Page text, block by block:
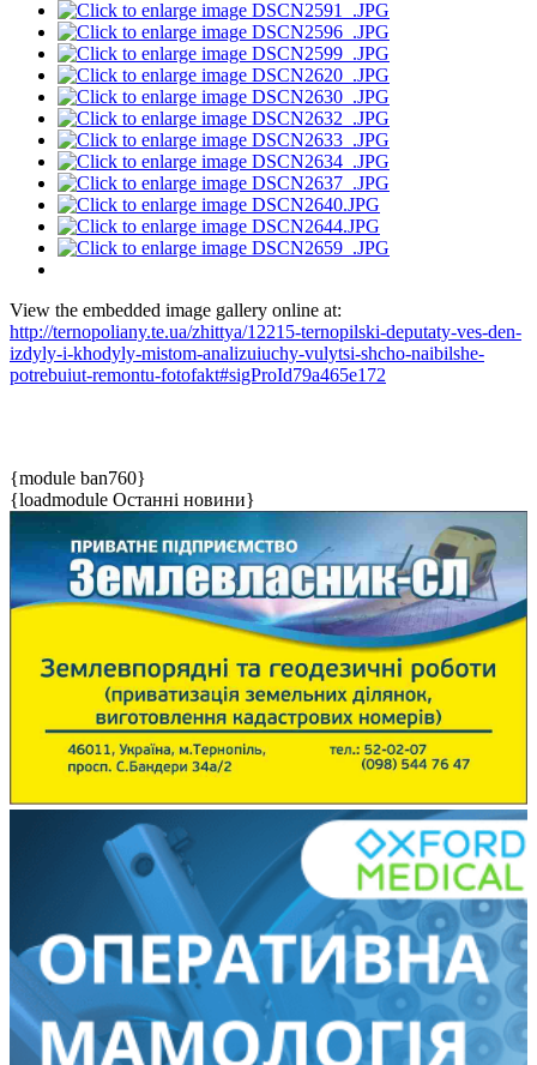
View the embedded image gallery online at:
http://ternopoliany.te.ua/zhittya/12215-ternopilski-deputaty-ves-den-
izdyly-i-khodyly-mistom-analizuiuchy-vulytsi-shcho-naibilshe-
potrebuiut-remontu-fotofakt#sigProId79a465e172
{module ban760}
{loadmodule Останні новини}